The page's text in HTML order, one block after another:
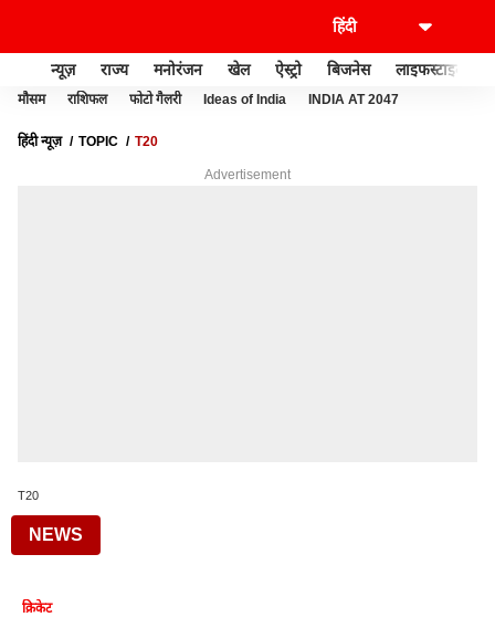
न्यूज़ राज्य मनोरंजन खेल ऐस्ट्रो बिजनेस लाइफस्टाइल
मौसम राशिफल फोटो गैलरी Ideas of India INDIA AT 2047
हिंदी न्यूज़ TOPIC T20
Advertisement
T20
NEWS
क्रिकेट